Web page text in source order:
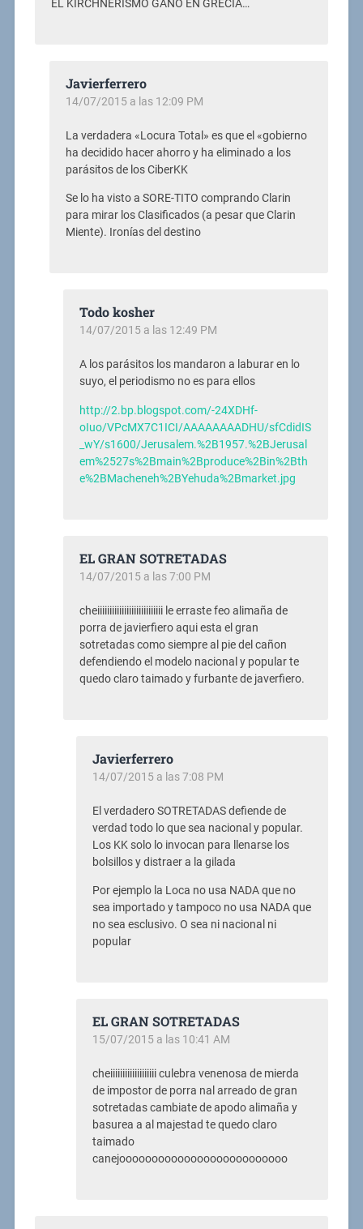
EL KIRCHNERISMO GANO EN GRECIA…
Javierferrero
14/07/2015 a las 12:09 PM
La verdadera «Locura Total» es que el «gobierno
ha decidido hacer ahorro y ha eliminado a los
parásitos de los CiberKK
Se lo ha visto a SORE-TITO comprando Clarin
para mirar los Clasificados (a pesar que Clarin
Miente). Ironías del destino
Todo kosher
14/07/2015 a las 12:49 PM
A los parásitos los mandaron a laburar en lo
suyo, el periodismo no es para ellos
http://2.bp.blogspot.com/-24XDHf-
oIuo/VPcMX7C1ICI/AAAAAAAADHU/sfCdidIS
_wY/s1600/Jerusalem.%2B1957.%2BJerusal
em%2527s%2Bmain%2Bproduce%2Bin%2Bth
e%2BMacheneh%2BYehuda%2Bmarket.jpg
EL GRAN SOTRETADAS
14/07/2015 a las 7:00 PM
cheiiiiiiiiiiiiiiiiiiiiiiiiiii le erraste feo alimaña de
porra de javierfiero aqui esta el gran
sotretadas como siempre al pie del cañon
defendiendo el modelo nacional y popular te
quedo claro taimado y furbante de javerfiero.
Javierferrero
14/07/2015 a las 7:08 PM
El verdadero SOTRETADAS defiende de
verdad todo lo que sea nacional y popular.
Los KK solo lo invocan para llenarse los
bolsillos y distraer a la gilada
Por ejemplo la Loca no usa NADA que no
sea importado y tampoco no usa NADA que
no sea esclusivo. O sea ni nacional ni
popular
EL GRAN SOTRETADAS
15/07/2015 a las 10:41 AM
cheiiiiiiiiiiiiiiiiiii culebra venenosa de mierda
de impostor de porra nal arreado de gran
sotretadas cambiate de apodo alimaña y
basurea a al majestad te quedo claro
taimado
canejoooooooooooooooooooooooooo